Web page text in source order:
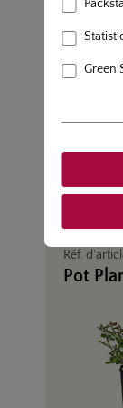
Réf.
Rosier
Réf.
Pot
Green